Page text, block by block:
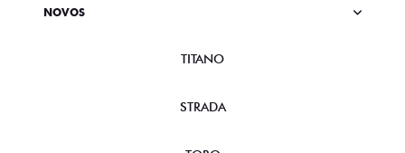
NOVOS
TITANO
STRADA